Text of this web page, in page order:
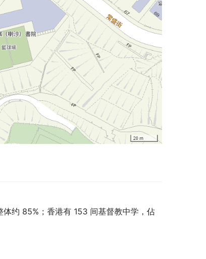
约 85%；香港有 153 间基督教中学，佔